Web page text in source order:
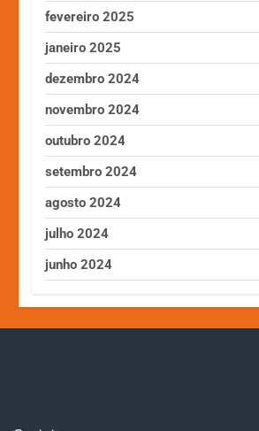
fevereiro 2025
janeiro 2025
dezembro 2024
novembro 2024
outubro 2024
setembro 2024
agosto 2024
julho 2024
junho 2024